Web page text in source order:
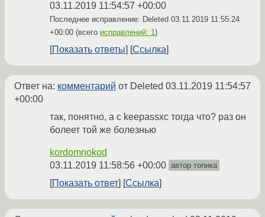
03.11.2019 11:54:57 +00:00
Последнее исправление: Deleted 03.11.2019 11:55:24
+00:00 (всего исправлений: 1)
Показать ответы Ссылка
Ответ на: комментарий от Deleted 03.11.2019 11:54:57
+00:00
так, понятно, а с keepassxc тогда что? раз он
болеет той же болезнью
kordomnokod
03.11.2019 11:58:56 +00:00 автор топика
Показать ответ Ссылка